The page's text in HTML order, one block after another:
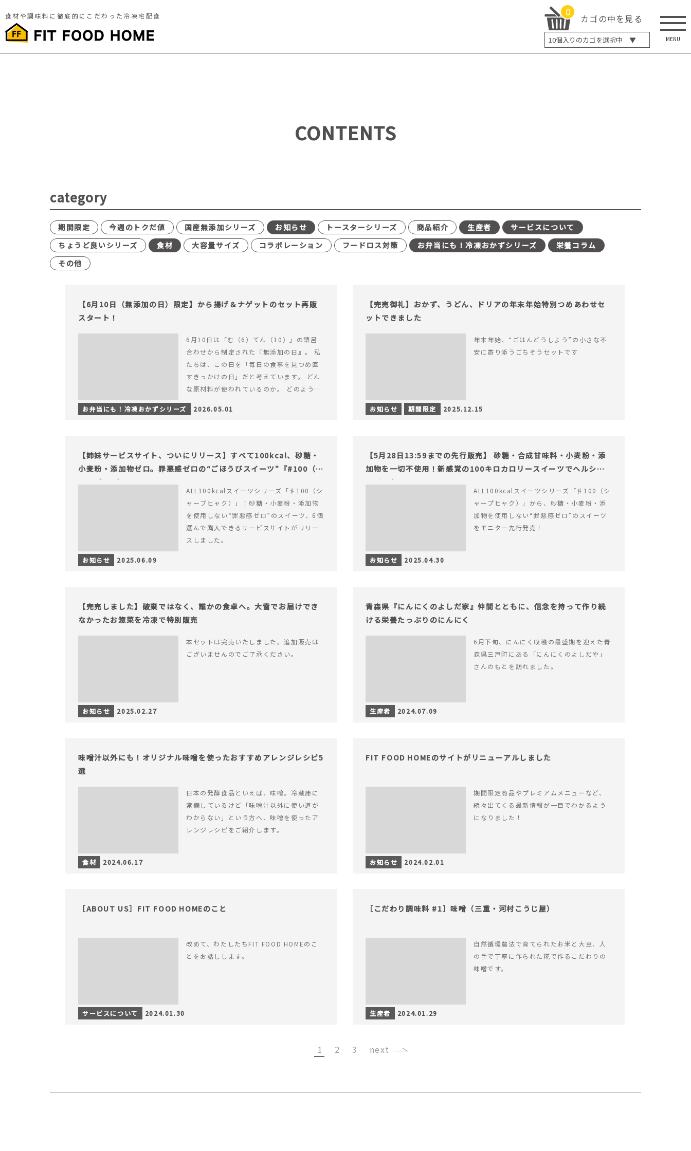
食材や調味料に徹底的にこだわった冷凍宅配食 0
カゴの中を見る
10個入りのカゴを選択中 ▼
5個入り
MENU
CONTENTS
category
期間限定 今週のトクだ値 国産無添加シリーズ お知らせ トースターシリーズ 商品紹介 生産者
サービスについて
ちょうど良いシリーズ
食材 大容量サイズ コラボレーション フードロス対策 お弁当にも！冷凍おかずシリーズ
栄養コラム
その他
【6月10日（無添加の日）限定】から揚げ＆ナゲットのセット再販
スタート！
6月10日は「む（6）てん（10）」の語呂
合わせから制定された『無添加の日』。 私
たちは、この日を「毎日の食事を見つめ直
すきっかけの日」だと考えています。 どん
な原材料が使われているのか。 どのように
つくられているのか。&hellip; 続きを読む
【6月10日（無添加の日）限定】から揚げ
お弁当にも！冷凍おかずシリーズ 2026.05.01
【完売御礼】おかず、うどん、ドリアの年末年始特別つめあわせセ
ットできました
年末年始、“ごはんどうしよう”の小さな不
安に寄り添うごちそうセットです
お知らせ 期間限定 2025.12.15
【姉妹サービスサイト、ついにリリース】すべて100kcal、砂糖・
小麦粉・添加物ゼロ。罪悪感ゼロの“ごほうびスイーツ”『#100（シ
ャープ100）』
ALL100kcalスイーツシリーズ「♯100（シ
ャープヒャク）」！砂糖・小麦粉・添加物
を使用しない“罪悪感ゼロ”のスイーツ、6個
選んで購入できるサービスサイトがリリー
スしました。
お知らせ 2025.06.09
【5月28日13:59までの先行販売】 砂糖・合成甘味料・小麦粉・添
加物を一切不使用！新感覚の100キロカロリースイーツでヘルシー
ライフを。
ALL100kcalスイーツシリーズ「♯100（シ
ャープヒャク）」から、砂糖・小麦粉・添
加物を使用しない“罪悪感ゼロ”のスイーツ
をモニター先行発売！
お知らせ 2025.04.30
【完売しました】破棄ではなく、誰かの食卓へ。大雪でお届けでき
なかったお惣菜を冷凍で特別販売
本セットは完売いたしました。追加販売は
ございませんのでご了承ください。
お知らせ 2025.02.27
青森県『にんにくのよしだ家』仲間とともに、信念を持って作り続
ける栄養たっぷりのにんにく
6月下旬、にんにく収穫の最盛期を迎えた青
森県三戸町にある「にんにくのよしだや」
さんのもとを訪れました。
生産者 2024.07.09
味噌汁以外にも！オリジナル味噌を使ったおすすめアレンジレシピ5
選
日本の発酵食品といえば、味噌。冷蔵庫に
常備しているけど「味噌汁以外に使い道が
わからない」という方へ、味噌を使ったア
レンジレシピをご紹介します。
食材 2024.06.17
FIT FOOD HOMEのサイトがリニューアルしました
期間限定商品やプレミアムメニューなど、
続々出てくる最新情報が一目でわかるよう
になりました！
お知らせ 2024.02.01
［ABOUT US］FIT FOOD HOMEのこと
改めて、わたしたちFIT FOOD HOMEのこ
とをお話しします。
サービスについて 2024.01.30
［こだわり調味料 #1］味噌（三重・河村こうじ屋）
自然循環農法で育てられたお米と大豆、人
の手で丁寧に作られた糀で作るこだわりの
味噌です。
生産者 2024.01.29
1 2 3 ›